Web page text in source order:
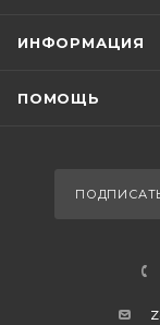
ИНФОРМАЦИЯ
ПОМОЩЬ